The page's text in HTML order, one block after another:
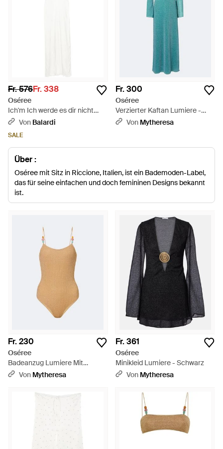
Fr. 576Fr. 338
Oséree
Ich'm Ich werde es dir nicht
sagen. - Weiß
Von Balardi
SALE
Fr. 300
Oséree
Verzierter Kaftan Lumiere -
BlauVon Mytheresa
Über :
Oséree mit Sitz in Riccione, Italien, ist ein Bademoden-Label,
das für seine einfachen und doch femininen Designs bekannt
ist.
Fr. 230
Oséree
Badeanzug Lumiere Mit
Zierperlen - Weiß
Von Mytheresa
Fr. 361
Oséree
Minikleid Lumiere - Schwarz
Von Mytheresa